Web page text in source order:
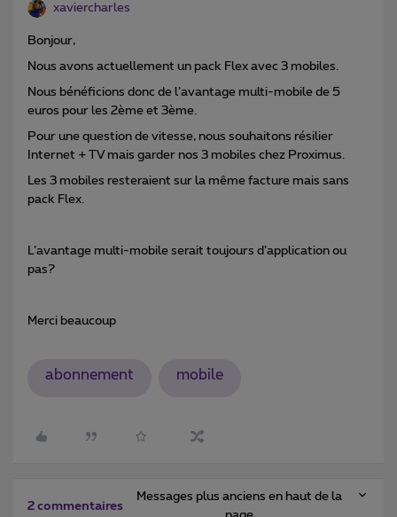
xaviercharles
Bonjour,
Nous avons actuellement un pack Flex avec 3 mobiles.
Nous bénéficions donc de l’avantage multi-mobile de 5
euros pour les 2ème et 3ème.
Pour une question de vitesse, nous souhaitons résilier
Internet + TV mais garder nos 3 mobiles chez Proximus.
Les 3 mobiles resteraient sur la même facture mais sans
pack Flex.
L’avantage multi-mobile serait toujours d’application ou
pas?
Merci beaucoup
abonnement mobile
2 commentaires
Messages plus anciens en haut de la